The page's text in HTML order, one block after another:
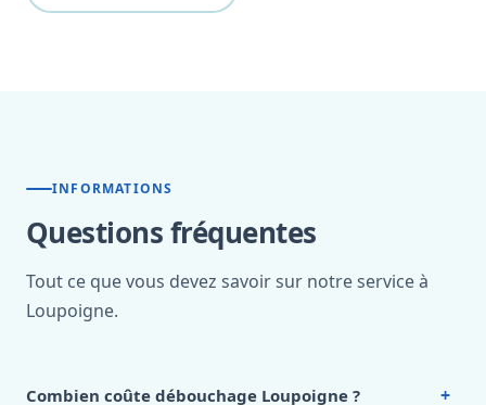
INFORMATIONS
Questions fréquentes
Tout ce que vous devez savoir sur notre service à
Loupoigne.
Combien coûte débouchage Loupoigne ? +